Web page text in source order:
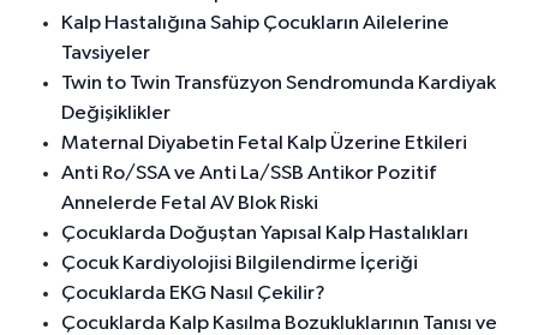
Kalp Hastalığına Sahip Çocukların Ailelerine
Tavsiyeler
Twin to Twin Transfüzyon Sendromunda Kardiyak
Değişiklikler
Maternal Diyabetin Fetal Kalp Üzerine Etkileri
Anti Ro/SSA ve Anti La/SSB Antikor Pozitif
Annelerde Fetal AV Blok Riski
Çocuklarda Doğuştan Yapısal Kalp Hastalıkları
Çocuk Kardiyolojisi Bilgilendirme İçeriği
Çocuklarda EKG Nasıl Çekilir?
Çocuklarda Kalp Kasılma Bozukluklarının Tanısı ve